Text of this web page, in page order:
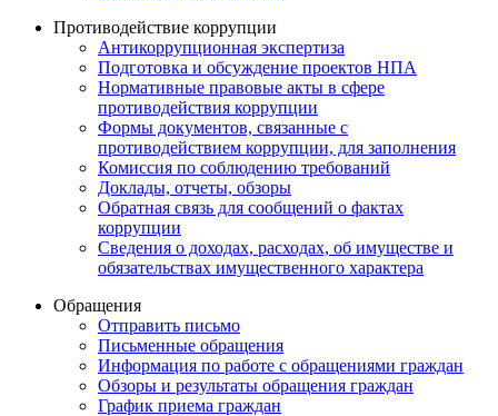
Противодействие коррупции
Антикоррупционная экспертиза
Подготовка и обсуждение проектов НПА
Нормативные правовые акты в сфере
противодействия коррупции
Формы документов, связанные с
противодействием коррупции, для заполнения
Комиссия по соблюдению требований
Доклады, отчеты, обзоры
Обратная связь для сообщений о фактах
коррупции
Сведения о доходах, расходах, об имуществе и
обязательствах имущественного характера
Обращения
Отправить письмо
Письменные обращения
Информация по работе с обращениями граждан
Обзоры и результаты обращения граждан
График приема граждан